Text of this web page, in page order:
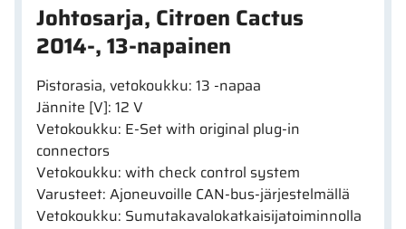
Johtosarja, Citroen Cactus
2014-, 13-napainen
Pistorasia, vetokoukku: 13 -napaa
Jännite [V]: 12 V
Vetokoukku: E-Set with original plug-in
connectors
Vetokoukku: with check control system
Varusteet: Ajoneuvoille CAN-bus-järjestelmällä
Vetokoukku: Sumutakavalokatkaisijatoiminnolla